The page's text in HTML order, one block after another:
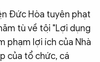
Công an
Đức Hòa tuyên phạt
tù về tội "Lợi dụng
phạm lợi ích của Nhà
của tổ chức, cá